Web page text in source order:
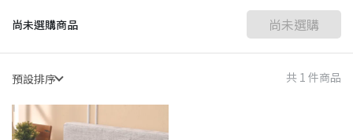
尚未選購商品 尚未選購
預設排序 共 1 件商品